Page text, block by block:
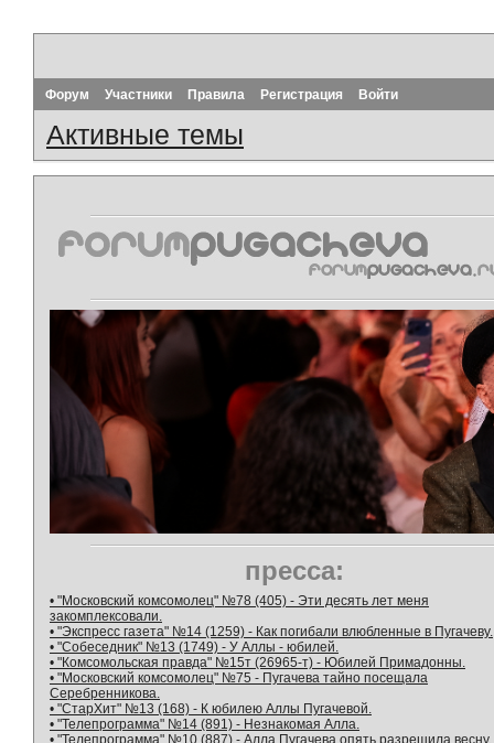
Форум Участники Правила Регистрация Войти
Активные темы
пресса:
• "Московский комсомолец" №78 (405) - Эти десять лет меня
закомплексовали.
• "Экспресс газета" №14 (1259) - Как погибали влюбленные в Пугачеву.
• "Собеседник" №13 (1749) - У Аллы - юбилей.
• "Комсомольская правда" №15т (26965-т) - Юбилей Примадонны.
• "Московский комсомолец" №75 - Пугачева тайно посещала
Серебренникова.
• "СтарХит" №13 (168) - К юбилею Аллы Пугачевой.
• "Телепрограмма" №14 (891) - Незнакомая Алла.
• "Телепрограмма" №10 (887) - Алла Пугачева опять разрешила весну.